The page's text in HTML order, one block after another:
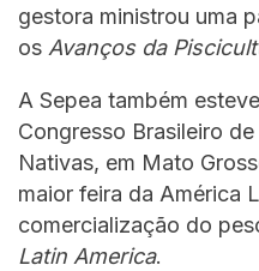
gestora ministrou uma
os Avanços da
A Sepea também
Congresso Brasileiro
Nativas, em Mato
maior feira da América
comercialização do
Latin America.